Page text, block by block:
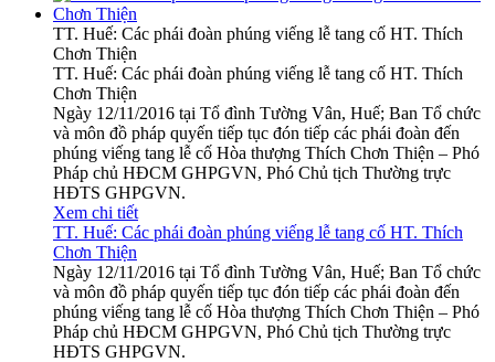
TT. Huế: Các phái đoàn phúng viếng lễ tang cố HT. Thích
Chơn Thiện
TT. Huế: Các phái đoàn phúng viếng lễ tang cố HT. Thích
Chơn Thiện
Ngày 12/11/2016 tại Tổ đình Tường Vân, Huế; Ban Tổ chức
và môn đồ pháp quyến tiếp tục đón tiếp các phái đoàn đến
phúng viếng tang lễ cố Hòa thượng Thích Chơn Thiện – Phó
Pháp chủ HĐCM GHPGVN, Phó Chủ tịch Thường trực
HĐTS GHPGVN.
Xem chi tiết
TT. Huế: Các phái đoàn phúng viếng lễ tang cố HT. Thích
Chơn Thiện
Ngày 12/11/2016 tại Tổ đình Tường Vân, Huế; Ban Tổ chức
và môn đồ pháp quyến tiếp tục đón tiếp các phái đoàn đến
phúng viếng tang lễ cố Hòa thượng Thích Chơn Thiện – Phó
Pháp chủ HĐCM GHPGVN, Phó Chủ tịch Thường trực
HĐTS GHPGVN.